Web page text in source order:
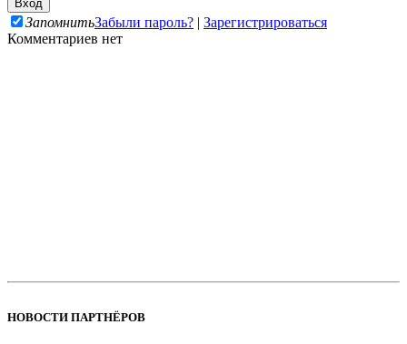
ЗапомнитьЗабыли пароль? | Зарегистрироваться
Комментариев нет
НОВОСТИ ПАРТНЁРОВ